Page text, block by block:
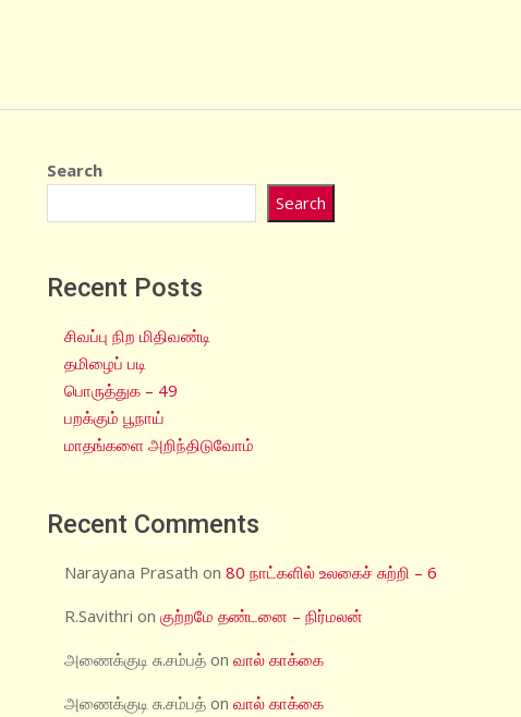
Search
Search
Recent Posts
சிவப்பு நிற மிதிவண்டி
தமிழைப் படி
பொருத்துக – 49
பறக்கும் பூநாய்
மாதங்களை அறிந்திடுவோம்
Recent Comments
Narayana Prasath on80 நாட்களில் உலகைச் சுற்றி – 6
R.Savithri onகுற்றமே தண்டனை – நிர்மலன்
அணைக்குடி சு.சம்பத் onவால் காக்கை
அணைக்குடி சு.சம்பத் onவால் காக்கை